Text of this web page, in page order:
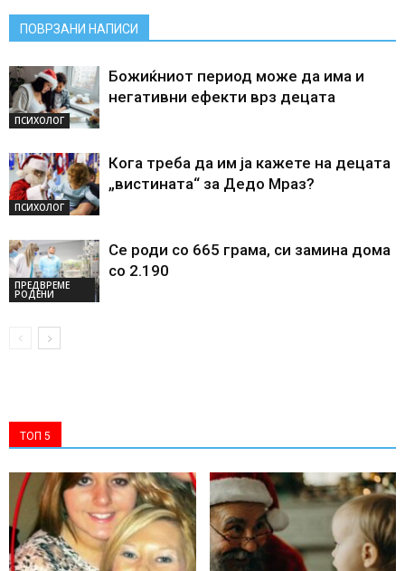
ПОВРЗАНИ НАПИСИ
ПСИХОЛОГ
Божиќниот период може да има и
негативни ефекти врз децата
ПСИХОЛОГ
Кога треба да им ја кажете на децата
„вистината“ за Дедо Мраз?
ПРЕДВРЕМЕ
РОДЕНИ
Се роди со 665 грама, си замина дома
со 2.190
ТОП 5